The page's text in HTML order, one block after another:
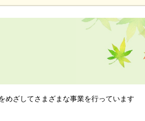
めざしてさまざまな事業を行っています